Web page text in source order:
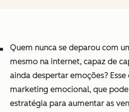
Quem nunca se deparou com
mesmo na internet, capaz de
ainda despertar emoções?
marketing emocional, que
estratégia para aumentar as